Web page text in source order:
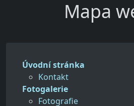
Mapa
Úvodní stránka
Kontakt
Fotogalerie
Fotografie